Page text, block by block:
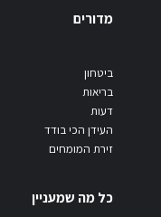
מדורים
ביטחון
בריאות
דעות
העידן הכי בודד
זירת המומחים
כל מה שמעניין